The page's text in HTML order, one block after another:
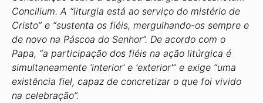
Concilium. A “liturgia está ao serviço do mistério de
Cristo” e “sustenta os fiéis, mergulhando-os sempre e
de novo na Páscoa do Senhor”. De acordo com o
Papa, “a participação dos fiéis na ação litúrgica é
simultaneamente ‘interior’ e ‘exterior'” e exige “uma
existência fiel, capaz de concretizar o que foi vivido
na celebração”.